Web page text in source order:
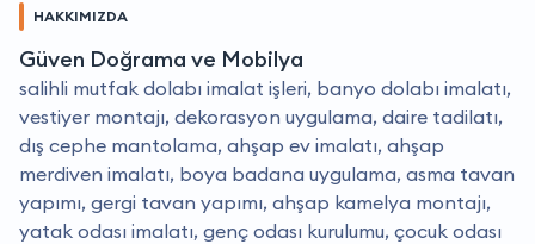
HAKKIMIZDA
Güven Doğrama ve Mobilya
salihli mutfak dolabı imalat işleri, banyo dolabı imalatı,
vestiyer montajı, dekorasyon uygulama, daire tadilatı,
dış cephe mantolama, ahşap ev imalatı, ahşap
merdiven imalatı, boya badana uygulama, asma tavan
yapımı, gergi tavan yapımı, ahşap kamelya montajı,
yatak odası imalatı, genç odası kurulumu, çocuk odası